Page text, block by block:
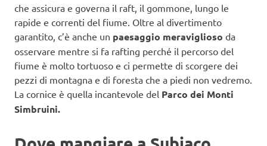
che assicura e governa il raft, il gommone, lungo le
rapide e correnti del fiume. Oltre al divertimento
garantito, c’è anche un paesaggio meraviglioso da
osservare mentre si fa rafting perché il percorso del
fiume è molto tortuoso e ci permette di scorgere dei
pezzi di montagna e di foresta che a piedi non vedremo.
La cornice è quella incantevole del Parco dei Monti
Simbruini.